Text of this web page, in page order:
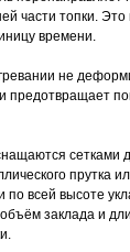
части топки. Это
времени.
не
предотвращает
сетками
прутка
по всей высоте
заклада и